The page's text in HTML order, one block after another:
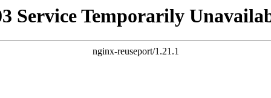
Service Temporarily
nginx-reuseport/1.21.1